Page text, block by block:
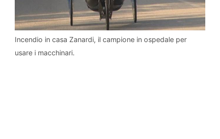
Incendio in casa Zanardi, il campione in ospedale per
usare i macchinari.